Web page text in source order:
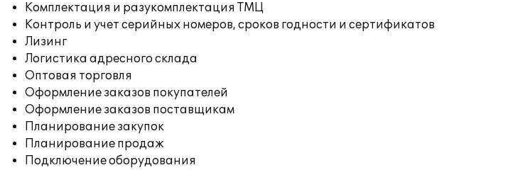
Комплектация и разукомплектация ТМЦ
Контроль и учет серийных номеров, сроков годности и сертификатов
Лизинг
Логистика адресного склада
Оптовая торговля
Оформление заказов покупателей
Оформление заказов поставщикам
Планирование закупок
Планирование продаж
Подключение оборудования